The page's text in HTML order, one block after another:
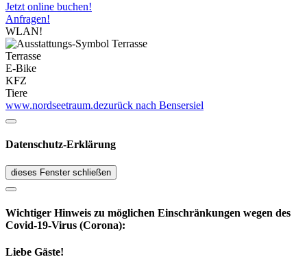
Jetzt online buchen!
Anfragen!
WLAN!
Terrasse
E-Bike
KFZ
Tiere
www.nordseetraum.dezurück nach Bensersiel
Datenschutz-Erklärung
dieses Fenster schließen
Wichtiger Hinweis zu möglichen Ein­schränk­ungen wegen des
Covid-19-Virus (Corona):
Liebe Gäste!